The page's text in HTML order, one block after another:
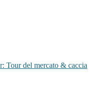
Tour del mercato & caccia